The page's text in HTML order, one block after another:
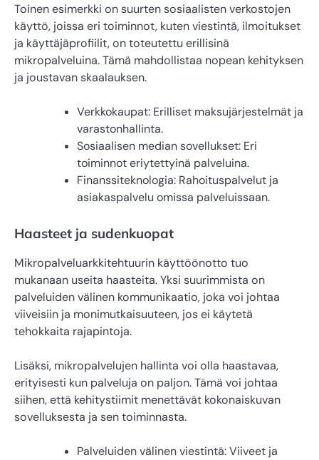
Toinen esimerkki on suurten sosiaalisten verkostojen
käyttö, joissa eri toiminnot, kuten viestintä, ilmoitukset
ja käyttäjäprofiilit, on toteutettu erillisinä
mikropalveluina. Tämä mahdollistaa nopean kehityksen
ja joustavan skaalauksen.
Verkkokaupat: Erilliset maksujärjestelmät ja
varastonhallinta.
Sosiaalisen median sovellukset: Eri
toiminnot eriytettyinä palveluina.
Finanssiteknologia: Rahoituspalvelut ja
asiakaspalvelu omissa palveluissaan.
Haasteet ja sudenkuopat
Mikropalveluarkkitehtuurin käyttöönotto tuo
mukanaan useita haasteita. Yksi suurimmista on
palveluiden välinen kommunikaatio, joka voi johtaa
viiveisiin ja monimutkaisuuteen, jos ei käytetä
tehokkaita rajapintoja.
Lisäksi, mikropalvelujen hallinta voi olla haastavaa,
erityisesti kun palveluja on paljon. Tämä voi johtaa
siihen, että kehitystiimit menettävät kokonaiskuvan
sovelluksesta ja sen toiminnasta.
Palveluiden välinen viestintä: Viiveet ja